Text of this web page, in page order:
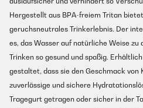
Hergestellt aus BPA-freiem Tritan
geruchsneutrales Trinkerlebnis. Der
es, das Wasser auf natürliche Weise
Trinken so gesund und spaßig.
gestaltet, dass sie den Geschmack
zuverlässige und sichere
Tragegurt getragen oder sicher in der